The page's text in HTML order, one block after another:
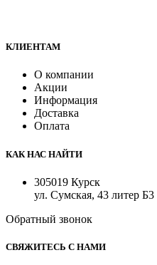
КЛИЕНТАМ
О компании
Акции
Информация
Доставка
Оплата
КАК НАС НАЙТИ
305019 Курск
ул. Сумская, 43 литер Б3
Обратный звонок
СВЯЖИТЕСЬ С НАМИ